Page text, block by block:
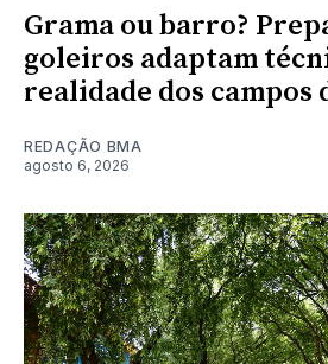
Grama ou barro?
goleiros adaptam
realidade dos campos
REDAÇÃO BMA
agosto 6, 2026